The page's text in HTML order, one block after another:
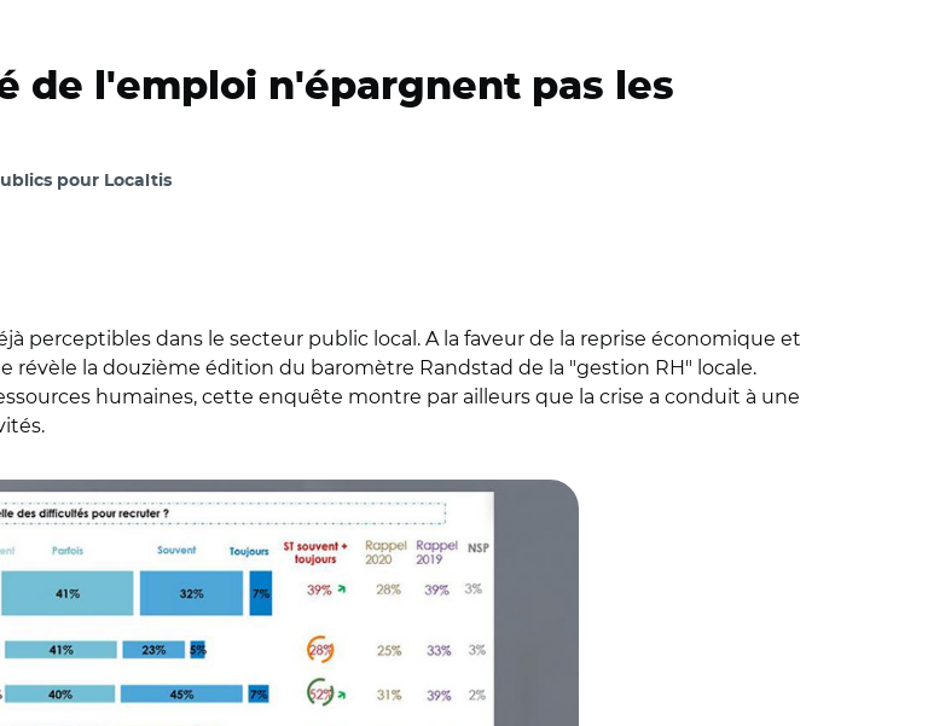
de l'emploi n'épargnent pas les
pour Localtis
perceptibles dans le secteur public local. A la faveur de la reprise économique et
révèle la douzième édition du baromètre Randstad de la "gestion RH" locale.
humaines, cette enquête montre par ailleurs que la crise a conduit à une